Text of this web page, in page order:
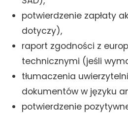
potwierdzenie zapłaty
dotyczy),
raport zgodności z
technicznymi (jeśli
tłumaczenia
dokumentów w języku
potwierdzenie